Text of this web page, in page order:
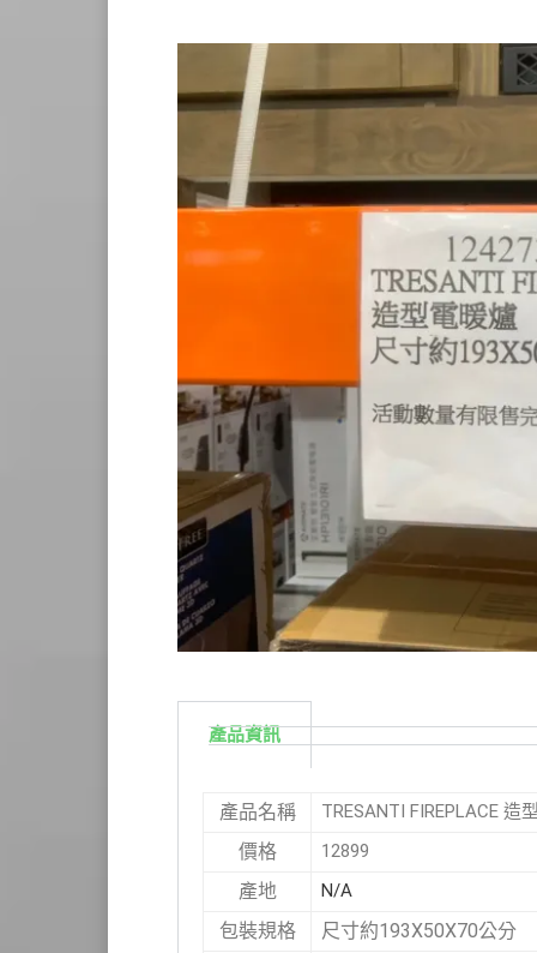
產品資訊
產品名稱 TRESANTI FIREPLACE
價格 12899
產地 N/A
包裝規格 尺寸約193X50X70公分